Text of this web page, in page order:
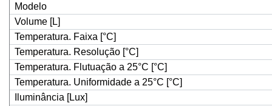
Modelo
Volume [L]
Temperatura. Faixa [°C]
Temperatura. Resolução [°C]
Temperatura. Flutuação a 25°C [°C]
Temperatura. Uniformidade a 25°C [°C]
Iluminância [Lux]